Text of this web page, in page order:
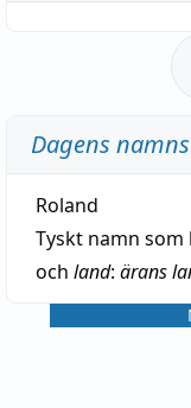
Dagens
Roland
Tyskt namn
och land: ärans